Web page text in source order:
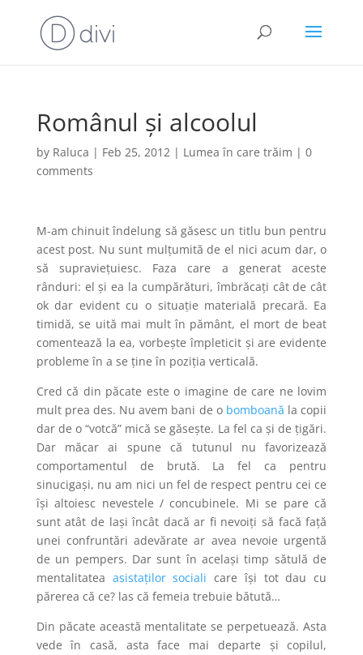
Românul și alcoolul
by Raluca | Feb 25, 2012| Lumea în care trăim | 0
comments
M-am chinuit îndelung să găsesc un titlu bun pentru
acest post. Nu sunt mulțumită de el nici acum dar, o
să supraviețuiesc. Faza care a generat aceste
rânduri: el și ea la cumpărături, îmbrăcați cât de cât
ok dar evident cu o situație materială precară. Ea
timidă, se uită mai mult în pământ, el mort de beat
comentează la ea, vorbește împleticit și are evidente
probleme în a se ține în poziția verticală.
Cred că din păcate este o imagine de care ne lovim
mult prea des. Nu avem bani de o bomboană la copii
dar de o “votcă” mică se găsește. La fel ca și de țigări.
Dar măcar ai spune că tutunul nu favorizează
comportamentul de brută. La fel ca pentru
sinucigași, nu am nici un fel de respect pentru cei ce
își altoiesc nevestele / concubinele. Mi se pare că
sunt atât de lași încât dacă ar fi nevoiți să facă față
unei confruntări adevărate ar avea nevoie urgentă
de un pempers. Dar sunt în același timp sătulă de
mentalitatea asistaților socialicare își tot dau cu
părerea că ce? las că femeia trebuie bătută…
Din păcate această mentalitate se perpetuează. Asta
vede în casă, asta face mai departe și copilul,